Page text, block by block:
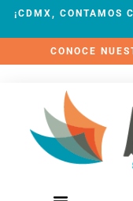
¡CDMX, CONTAMOS
CONOCE